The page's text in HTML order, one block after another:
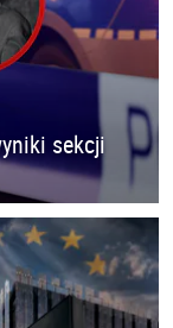
sekcji